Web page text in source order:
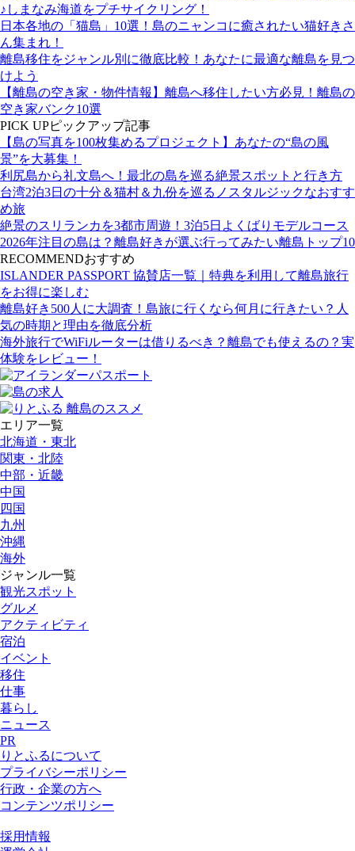
♪しまなみ海道をプチサイクリング！
日本各地の「猫島」10選！島のニャンコに癒されたい猫好きさ
ん集まれ！
離島移住をジャンル別に徹底比較！あなたに最適な離島を見つ
けよう
【離島の空き家・物件情報】離島へ移住したい方必見！離島の
空き家バンク10選
PICK UPピックアップ記事
【島の写真を100枚集めるプロジェクト】あなたの“島の風
景”を大募集！
利尻島から礼文島へ！最北の島を巡る絶景スポットと行き方
台湾2泊3日の十分＆猫村＆九份を巡るノスタルジックなおすす
め旅
絶景のスリランカを3都市周遊！3泊5日よくばりモデルコース
2026年注目の島は？離島好きが選ぶ行ってみたい離島トップ10
RECOMMENDおすすめ
ISLANDER PASSPORT 協賛店一覧｜特典を利用して離島旅行
をお得に楽しむ
離島好き500人に大調査！島旅に行くなら何月に行きたい？人
気の時期と理由を徹底分析
海外旅行でWiFiルーターは借りるべき？離島でも使えるの？実
体験をレビュー！
エリア一覧
北海道・東北
関東・北陸
中部・近畿
中国
四国
九州
沖縄
海外
ジャンル一覧
観光スポット
グルメ
アクティビティ
宿泊
イベント
移住
仕事
暮らし
ニュース
PR
りとふるについて
プライバシーポリシー
行政・企業の方へ
コンテンツポリシー
採用情報